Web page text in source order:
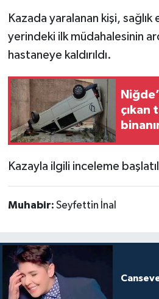
Kazada yaralanan kişi,
yerindeki ilk müdahalesinin
hastaneye kaldırıldı.
çıkan
Kazayla ilgili inceleme
Muhabir: Seyfettin İnal